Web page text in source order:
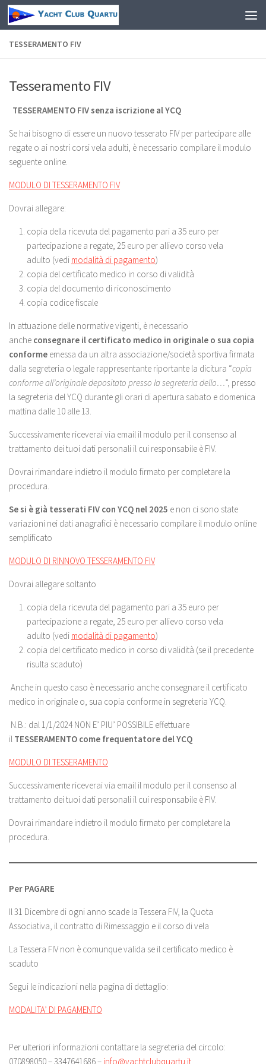
Salta al contenuto
TESSERAMENTO FIV
Tesseramento FIV
TESSERAMENTO FIV senza iscrizione al YCQ
Se hai bisogno di essere un nuovo tesserato FIV per partecipare alle
regate o ai nostri corsi vela adulti, è necessario compilare il modulo
seguente online.
MODULO DI TESSERAMENTO FIV
Dovrai allegare:
copia della ricevuta del pagamento pari a 35 euro per
partecipazione a regate, 25 euro per allievo corso vela
adulto (vedi modalità di pagamento)
copia del certificato medico in corso di validità
copia del documento di riconoscimento
copia codice fiscale
In attuazione delle normative vigenti, è necessario
anche consegnare il certificato medico in originale o sua copia
conforme emessa da un altra associazione/società sportiva firmata
dalla segreteria o legale rappresentante riportante la dicitura “copia
conforme all’originale depositato presso la segreteria dello…”, presso
la segreteria del YCQ durante gli orari di apertura sabato e domenica
mattina dalle 10 alle 13.
Successivamente riceverai via email il modulo per il consenso al
trattamento dei tuoi dati personali il cui responsabile è FIV.
Dovrai rimandare indietro il modulo firmato per completare la
procedura.
Se si è già tesserati FIV con YCQ nel 2025 e non ci sono state
variazioni nei dati anagrafici è necessario compilare il modulo online
semplificato
MODULO DI RINNOVO TESSERAMENTO FIV
Dovrai allegare soltanto
copia della ricevuta del pagamento pari a 35 euro per
partecipazione a regate, 25 euro per allievo corso vela
adulto (vedi modalità di pagamento)
copia del certificato medico in corso di validità (se il precedente
risulta scaduto)
Anche in questo caso è necessario anche consegnare il certificato
medico in originale o, sua copia conforme in segreteria YCQ.
N.B.: dal 1/1/2024 NON E’ PIU’ POSSIBILE effettuare
il TESSERAMENTO come frequentatore del YCQ
MODULO DI TESSERAMENTO
Successivamente riceverai via email il modulo per il consenso al
trattamento dei tuoi dati personali il cui responsabile è FIV.
Dovrai rimandare indietro il modulo firmato per completare la
procedura.
Per PAGARE
Il 31 Dicembre di ogni anno scade la Tessera FIV, la Quota
Associativa, il contratto di Rimessaggio e il corso di vela
La Tessera FIV non è comunque valida se il certificato medico è
scaduto
Segui le indicazioni nella pagina di dettaglio:
MODALITA’ DI PAGAMENTO
Per ulteriori informazioni contattare la segreteria del circolo:
070898050 – 3347641686 – info@yachtclubquartu.it